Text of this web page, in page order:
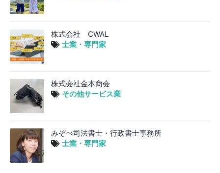
株式会社 CWAL
士業・専門家
株式会社金本商会
その他サービス業
みぞべ司法書士・行政書士事務所
士業・専門家